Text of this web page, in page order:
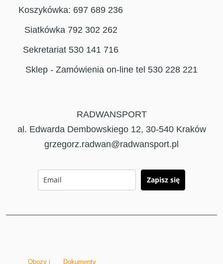
Koszykówka: 697 689 236
Siatkówka 792 302 262
Sekretariat 530 141 716
Sklep - Zamówienia on-line tel 530 228 221
RADWANSPORT
al. Edwarda Dembowskiego 12, 30-540 Kraków
grzegorz.radwan@radwansport.pl
Zapisz się
Obozy i Dokumenty